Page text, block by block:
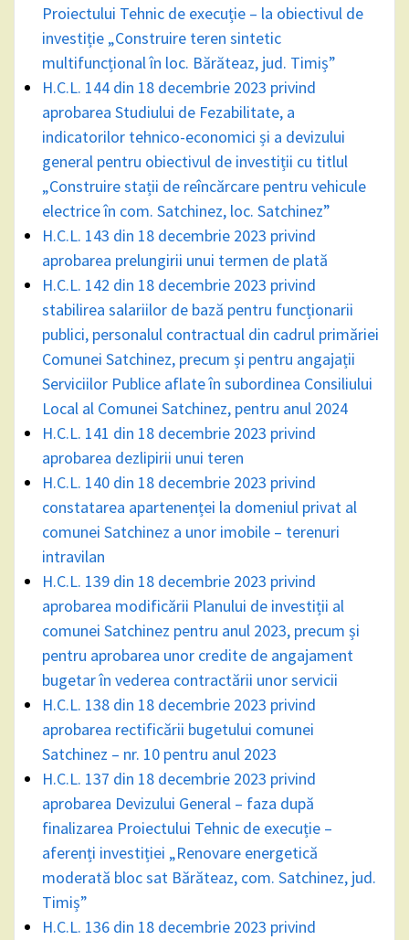
Proiectului Tehnic de execuție – la obiectivul de
investiție „Construire teren sintetic
multifuncțional în loc. Bărăteaz, jud. Timiș”
H.C.L. 144 din 18 decembrie 2023 privind
aprobarea Studiului de Fezabilitate, a
indicatorilor tehnico-economici și a devizului
general pentru obiectivul de investiții cu titlul
„Construire stații de reîncărcare pentru vehicule
electrice în com. Satchinez, loc. Satchinez”
H.C.L. 143 din 18 decembrie 2023 privind
aprobarea prelungirii unui termen de plată
H.C.L. 142 din 18 decembrie 2023 privind
stabilirea salariilor de bază pentru funcționarii
publici, personalul contractual din cadrul primăriei
Comunei Satchinez, precum și pentru angajații
Serviciilor Publice aflate în subordinea Consiliului
Local al Comunei Satchinez, pentru anul 2024
H.C.L. 141 din 18 decembrie 2023 privind
aprobarea dezlipirii unui teren
H.C.L. 140 din 18 decembrie 2023 privind
constatarea apartenenței la domeniul privat al
comunei Satchinez a unor imobile – terenuri
intravilan
H.C.L. 139 din 18 decembrie 2023 privind
aprobarea modificării Planului de investiții al
comunei Satchinez pentru anul 2023, precum și
pentru aprobarea unor credite de angajament
bugetar în vederea contractării unor servicii
H.C.L. 138 din 18 decembrie 2023 privind
aprobarea rectificării bugetului comunei
Satchinez – nr. 10 pentru anul 2023
H.C.L. 137 din 18 decembrie 2023 privind
aprobarea Devizului General – faza după
finalizarea Proiectului Tehnic de execuție –
aferenți investiției „Renovare energetică
moderată bloc sat Bărăteaz, com. Satchinez, jud.
Timiș”
H.C.L. 136 din 18 decembrie 2023 privind